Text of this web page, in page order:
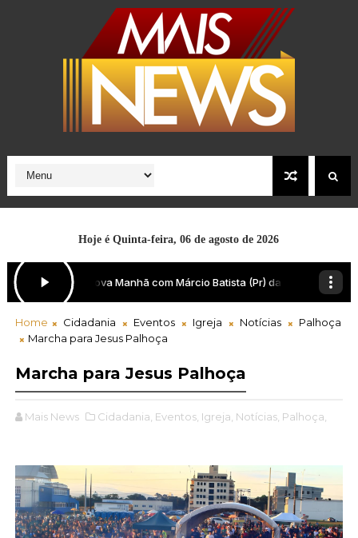
Hoje éQuinta-feira, 06 de agosto de 2026
Home Cidadania Eventos Igreja Notícias
Palhoça
Marcha para Jesus Palhoça
Marcha para Jesus Palhoça
Mais News Cidadania, Eventos, Igreja, Notícias, Palhoça,